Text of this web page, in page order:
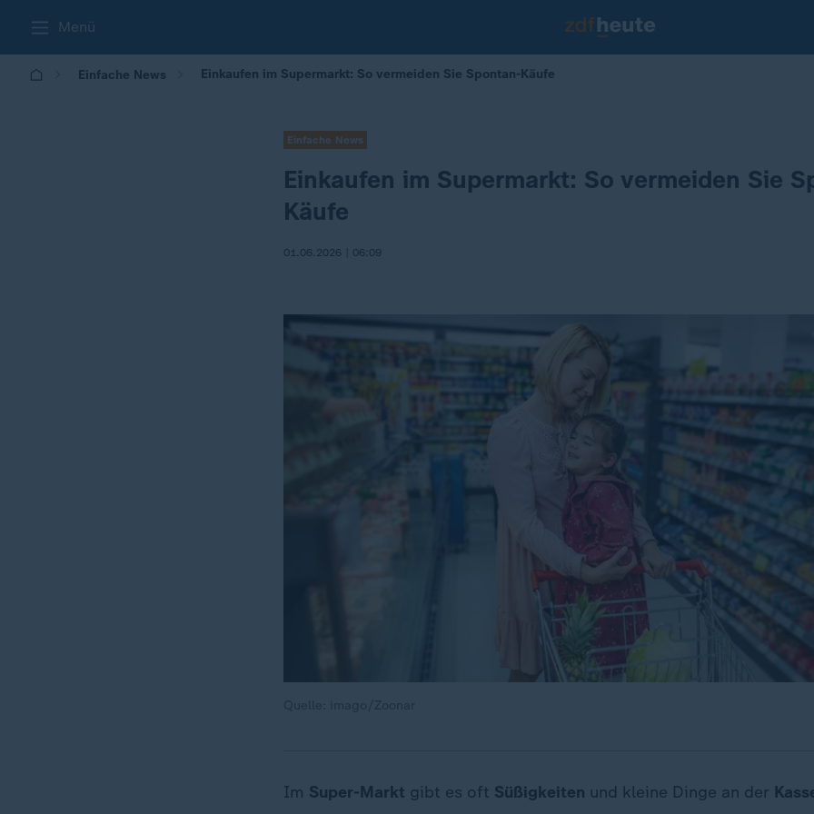
Menü
Einfache News Einkaufen im Supermarkt: So vermeiden Sie Spontan-Käufe
Einfache News
Einkaufen im Supermarkt: So vermeiden Sie
Käufe
01.06.2026 | 06:09
Im Super-Markt gibt es oft Süßigkeiten und kleine Dinge an der